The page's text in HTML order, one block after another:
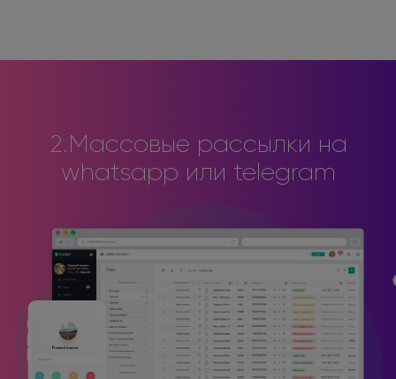
2.Массовые рассылки на
whatsapp или telegram